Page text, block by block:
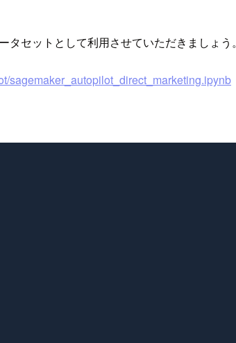
タセットとして利用させていただきましょう。
sagemaker_autopilot_direct_marketing.ipynb